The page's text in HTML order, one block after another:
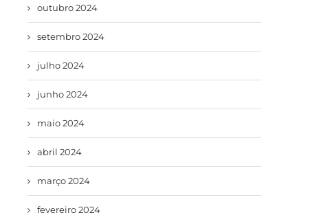
outubro 2024
setembro 2024
julho 2024
junho 2024
maio 2024
abril 2024
março 2024
fevereiro 2024